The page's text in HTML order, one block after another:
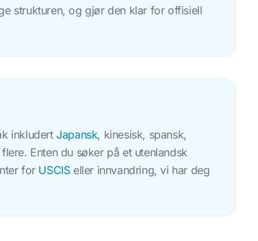
strukturen, og gjør den klar for offisiell
inkludertJapansk, kinesisk, spansk,
Enten du søker på et utenlandsk
for USCISeller innvandring, vi har deg